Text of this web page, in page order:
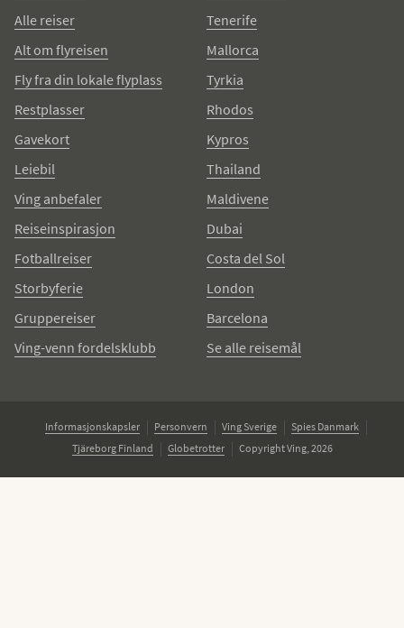
Alle reiser
Alt om flyreisen
Fly fra din lokale flyplass
Restplasser
Gavekort
Leiebil
Ving anbefaler
Reiseinspirasjon
Fotballreiser
Storbyferie
Gruppereiser
Ving-venn fordelsklubb
Tenerife
Mallorca
Tyrkia
Rhodos
Kypros
Thailand
Maldivene
Dubai
Costa del Sol
London
Barcelona
Se alle reisemål
Informasjonskapsler Personvern Ving Sverige
Spies Danmark
Tjäreborg Finland
Globetrotter Copyright Ving, 2026